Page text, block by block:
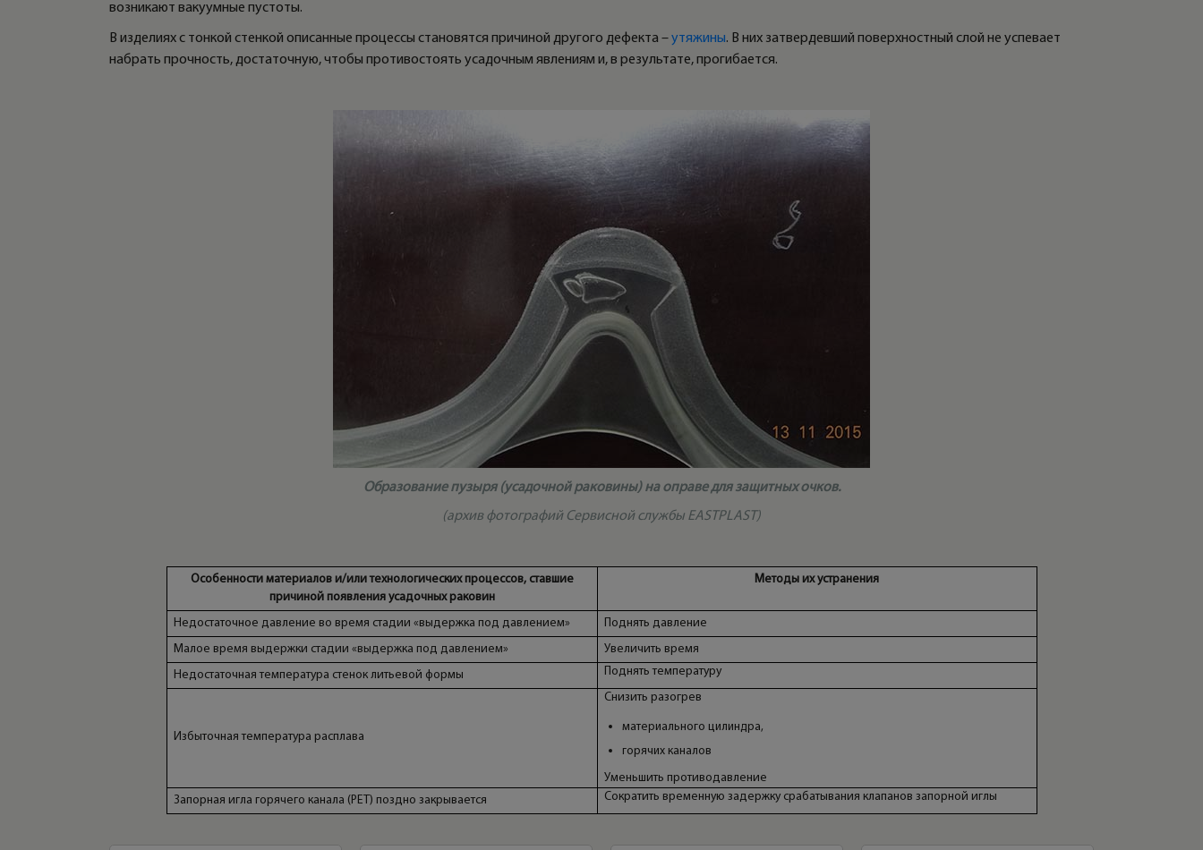
возникают вакуумные пустоты.
В изделиях с тонкой стенкой описанные процессы становятся причиной другого дефекта –утяжины. В них затвердевший поверхностный слой не успевает
набрать прочность, достаточную, чтобы противостоять усадочным явлениям и, в результате, прогибается.
Образование пузыря (усадочной раковины) на оправе для защитных очков.
(архив фотографий Сервисной службы EASTPLAST)
Особенности материалов и/или технологических процессов, ставшие
причиной появления усадочных раковин
Методы их устранения
Недостаточное давление во время стадии «выдержка под давлением» Поднять давление
Малое время выдержки стадии «выдержка под давлением» Увеличить время
Недостаточная температура стенок литьевой формы Поднять температуру
Избыточная температура расплава
Снизить разогрев
материального цилиндра,
горячих каналов
Уменьшить противодавление
Запорная игла горячего канала (РЕТ) поздно закрывается
Сократить временную задержку срабатывания клапанов запорной иглы